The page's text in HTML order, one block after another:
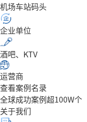
机场车站码头
企业单位
酒吧、KTV
运营商
查看案例名录
全球成功案例超100W个
关于我们